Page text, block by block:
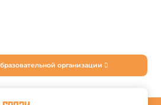
организации